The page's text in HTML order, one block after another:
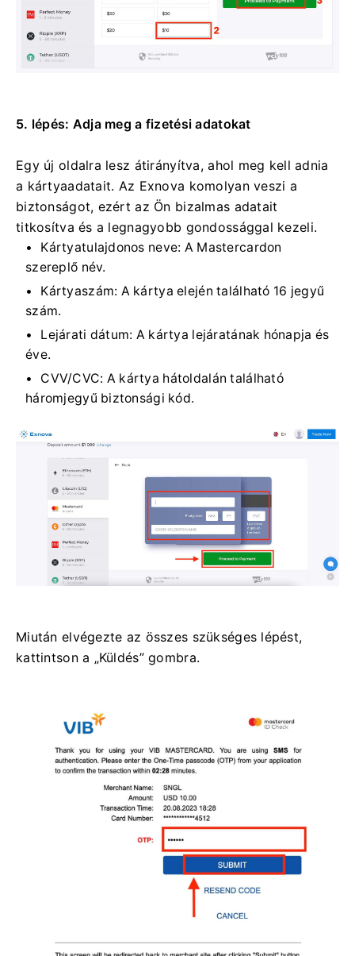
5. lépés: Adja meg a fizetési adatokat
Egy új oldalra lesz átirányítva, ahol meg kell adnia
a kártyaadatait. Az Exnova komolyan veszi a
biztonságot, ezért az Ön bizalmas adatait
titkosítva és a legnagyobb gondossággal kezeli.
Kártyatulajdonos neve: A Mastercardon
szereplő név.
Kártyaszám: A kártya elején található 16 jegyű
szám.
Lejárati dátum: A kártya lejáratának hónapja és
éve.
CVV/CVC: A kártya hátoldalán található
háromjegyű biztonsági kód.
Miután elvégezte az összes szükséges lépést,
kattintson a „Küldés” gombra.